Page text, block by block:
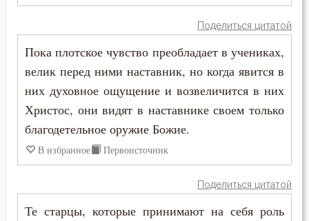
Гордость
Господь
Девство
Добро
Поделиться цитатой
Пока плотское чувство преобладает в учениках,
велик перед ними наставник, но когда явится в
них духовное ощущение и возвеличится в них
Христос, они видят в наставнике своем только
благодетельное оружие Божие.
В избранное Первоисточник
Поделиться цитатой
Те старцы, которые принимают на себя роль